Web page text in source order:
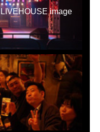
LIVEHOUSE image